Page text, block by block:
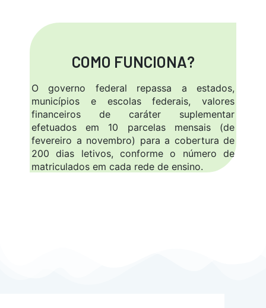
COMO FUNCIONA?
O governo federal repassa a estados,
municípios e escolas federais, valores
financeiros de caráter suplementar
efetuados em 10 parcelas mensais (de
fevereiro a novembro) para a cobertura de
200 dias letivos, conforme o número de
matriculados em cada rede de ensino.